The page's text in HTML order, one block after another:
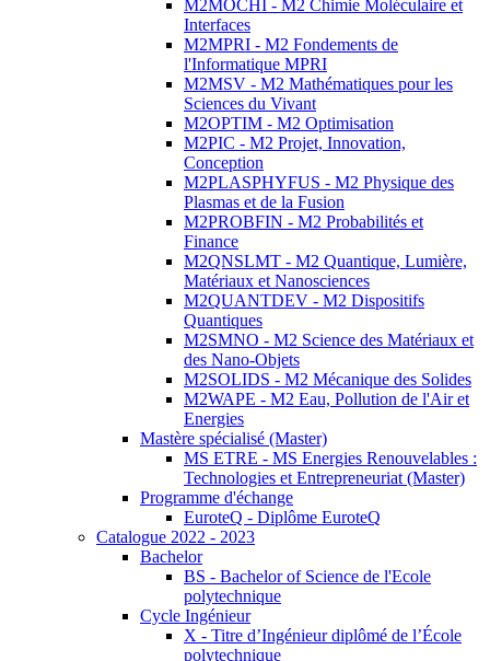
M2MOCHI - M2 Chimie Moléculaire et
Interfaces
M2MPRI - M2 Fondements de
l'Informatique MPRI
M2MSV - M2 Mathématiques pour les
Sciences du Vivant
M2OPTIM - M2 Optimisation
M2PIC - M2 Projet, Innovation,
Conception
M2PLASPHYFUS - M2 Physique des
Plasmas et de la Fusion
M2PROBFIN - M2 Probabilités et
Finance
M2QNSLMT - M2 Quantique, Lumière,
Matériaux et Nanosciences
M2QUANTDEV - M2 Dispositifs
Quantiques
M2SMNO - M2 Science des Matériaux et
des Nano-Objets
M2SOLIDS - M2 Mécanique des Solides
M2WAPE - M2 Eau, Pollution de l'Air et
Energies
Mastère spécialisé (Master)
MS ETRE - MS Energies Renouvelables :
Technologies et Entrepreneuriat (Master)
Programme d'échange
EuroteQ - Diplôme EuroteQ
Catalogue 2022 - 2023
Bachelor
BS - Bachelor of Science de l'Ecole
polytechnique
Cycle Ingénieur
X - Titre d’Ingénieur diplômé de l’École
polytechnique